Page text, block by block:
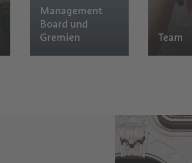
Management
Board und
Gremien
Team